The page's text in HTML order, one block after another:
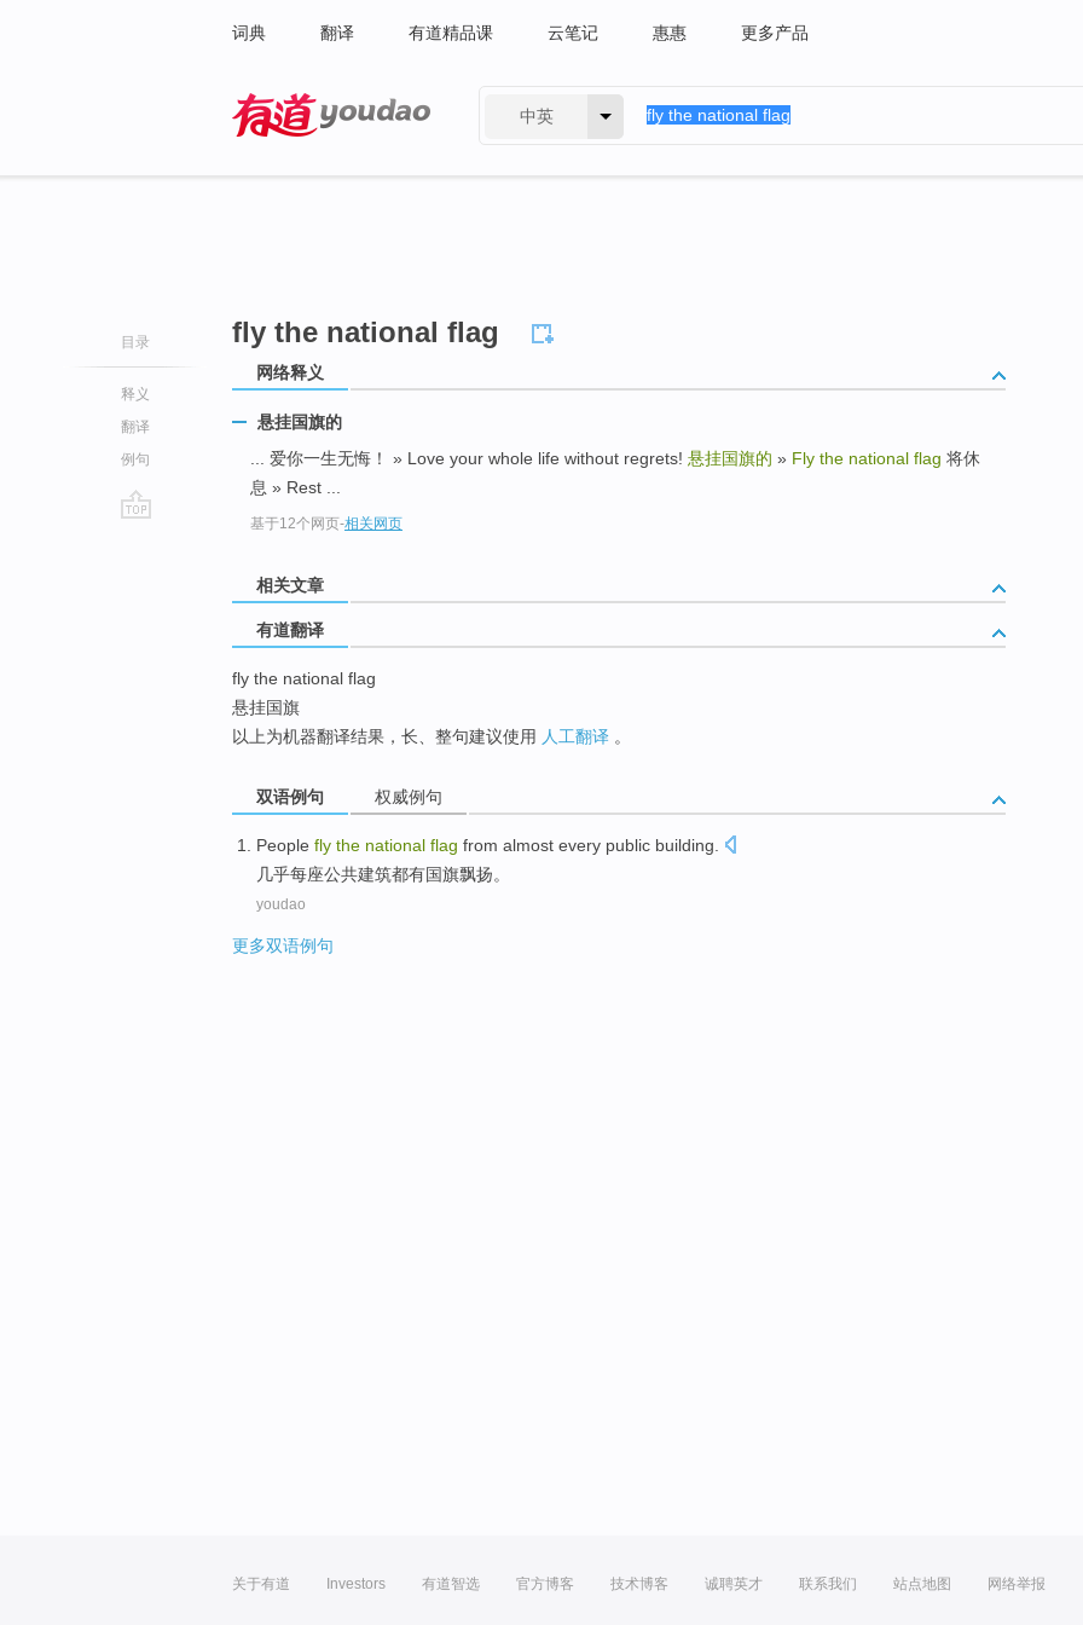
词典 翻译 有道精品课 云笔记 惠惠 更多产品
中英
目录
释义
翻译
例句
fly the national flag
网络释义
悬挂国旗的
... 爱你一生无悔！ » Love your whole life without regrets! 悬挂国旗的 » Fly the national flag 将休
息 » Rest ...
基于12个网页-相关网页
相关文章
有道翻译
fly the national flag
悬挂国旗
以上为机器翻译结果，长、整句建议使用 人工翻译 。
双语例句 权威例句
People fly the national flag from almost every public building
几乎每座公共建筑都有国旗飘扬。
youdao
更多双语例句
关于有道 Investors 有道智选 官方博客 技术博客 诚聘英才 联系我们 站点地图 网络举报